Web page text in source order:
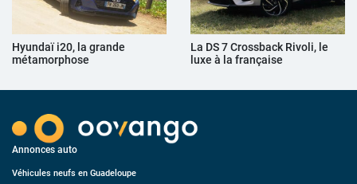
Hyundaï i20, la grande
métamorphose
La DS 7 Crossback Rivoli, le
luxe à la française
Annonces auto
Véhicules neufs en Guadeloupe